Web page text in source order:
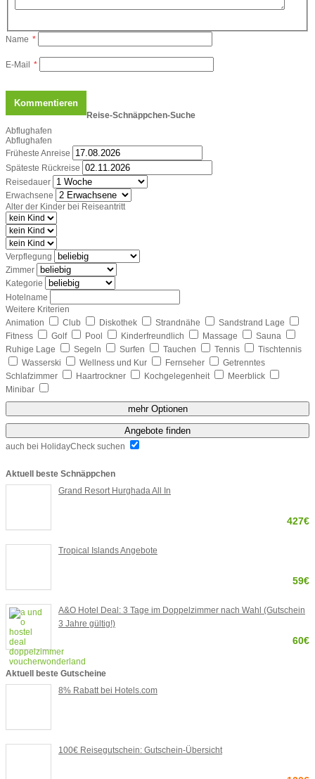
Name *
E-Mail *
Reise-Schnäppchen-Suche
Abflughafen
Abflughafen
Früheste Anreise
Späteste Rückreise
Reisedauer
Erwachsene
Alter der Kinder bei Reiseantritt
Verpflegung
Zimmer
Kategorie
Hotelname
Weitere Kriterien
Animation
Club Diskothek Strandnähe
Sandstrand Lage
Fitness
Golf Pool Kinderfreundlich Massage
Sauna
Ruhige Lage
Segeln Surfen Tauchen Tennis
Tischtennis
Wasserski
Wellness und Kur Fernseher
Getrenntes
Schlafzimmer
Haartrockner Kochgelegenheit
Meerblick
Minibar
mehr Optionen
Angebote finden
auch bei HolidayCheck suchen
Aktuell beste Schnäppchen
Grand Resort Hurghada All In
427€
Tropical Islands Angebote
59€
A&O Hotel Deal: 3 Tage im Doppelzimmer nach Wahl (Gutschein
3 Jahre gültig!)
60€
Aktuell beste Gutscheine
8% Rabatt bei Hotels.com
100€ Reisegutschein: Gutschein-Übersicht